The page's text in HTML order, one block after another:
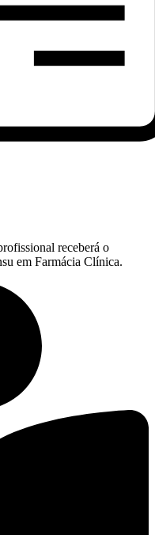
receberá o
em Farmácia Clínica.